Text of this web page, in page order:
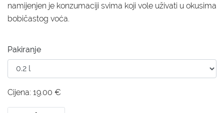
namijenjen je konzumaciji svima koji vole uživati u okusima
bobičastog voća.
Pakiranje
Cijena: 19.00 €